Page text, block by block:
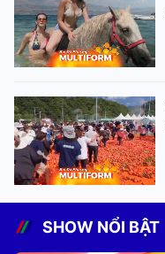
SHOW NỔI BẬT